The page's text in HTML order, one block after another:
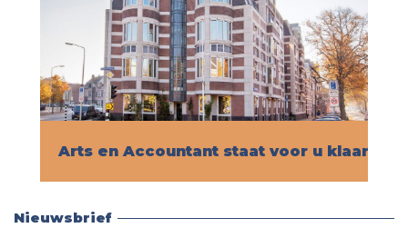
Arts en Accountant staat voor u klaar!
Nieuwsbrief